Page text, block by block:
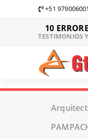
+51
10
TESTIMONIOS